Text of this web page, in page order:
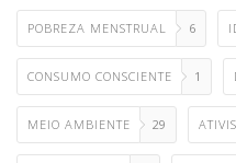
POBREZA MENSTRUAL 6
CONSUMO CONSCIENTE 1
MEIO AMBIENTE 29